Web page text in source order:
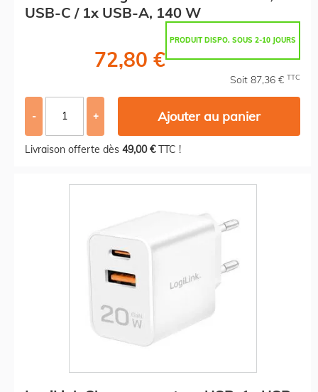
USB-C / 1x USB-A, 140 W
PRODUIT DISPO. SOUS 2-10 JOURS
72,80 €
Soit 87,36 € TTC
- + Ajouter au panier
Livraison offerte dès 49,00 €TTC !